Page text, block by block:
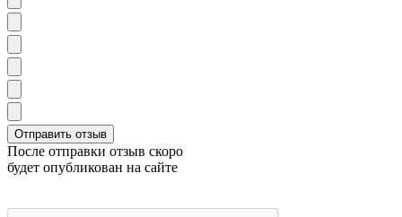
После отправки отзыв скоро
будет опубликован на сайте